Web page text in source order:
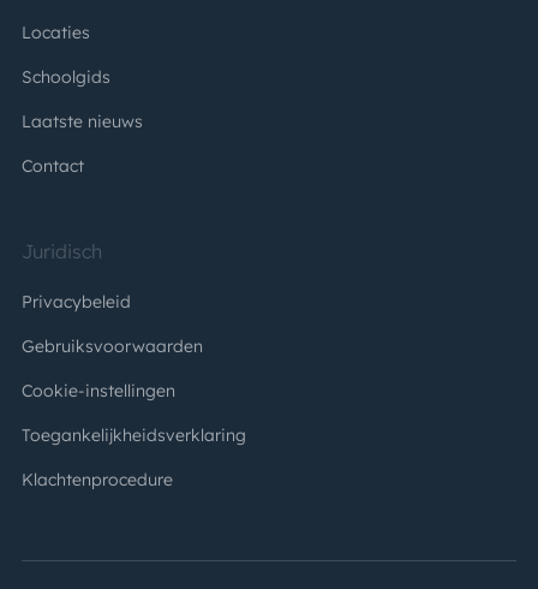
Locaties
Schoolgids
Laatste nieuws
Contact
Juridisch
Privacybeleid
Gebruiksvoorwaarden
Cookie-instellingen
Toegankelijkheidsverklaring
Klachtenprocedure